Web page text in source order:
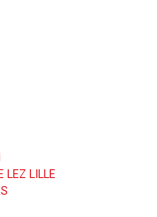
LEZ LILLE